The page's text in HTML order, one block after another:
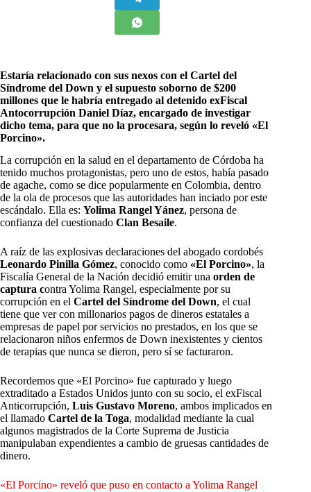
Estaría relacionado con sus nexos con el Cartel del
Síndrome del Down y el supuesto soborno de $200
millones que le habría entregado al detenido exFiscal
Antocorrupción Daniel Díaz, encargado de investigar
dicho tema, para que no la procesara, según lo reveló «El
Porcino».
La corrupción en la salud en el departamento de Córdoba ha
tenido muchos protagonistas, pero uno de estos, había pasado
de agache, como se dice popularmente en Colombia, dentro
de la ola de procesos que las autoridades han inciado por este
escándalo. Ella es: Yolima Rangel Yánez, persona de
confianza del cuestionado Clan Besaile.
A raíz de las explosivas declaraciones del abogado cordobés
Leonardo Pinilla Gómez, conocido como «El Porcino», la
Fiscalía General de la Nación decidió emitir una orden de
captura contra Yolima Rangel, especialmente por su
corrupción en el Cartel del Síndrome del Down, el cual
tiene que ver con millonarios pagos de dineros estatales a
empresas de papel por servicios no prestados, en los que se
relacionaron niños enfermos de Down inexistentes y cientos
de terapias que nunca se dieron, pero sí se facturaron.
Recordemos que «El Porcino» fue capturado y luego
extraditado a Estados Unidos junto con su socio, el exFiscal
Anticorrupción, Luis Gustavo Moreno, ambos implicados en
el llamado Cartel de la Toga, modalidad mediante la cual
algunos magistrados de la Corte Suprema de Justicia
manipulaban expendientes a cambio de gruesas cantidades de
dinero.
«El Porcino» reveló que puso en contacto a Yolima Rangel